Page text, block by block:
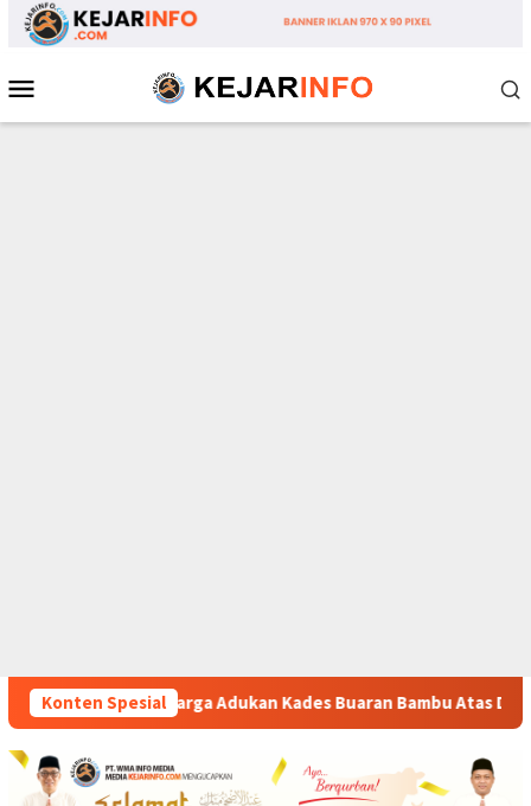
Loncat
Mobile
Konten Spesial
Buaran Bambu Atas Dugaan Pungutan Liar Pengurusan PM 1